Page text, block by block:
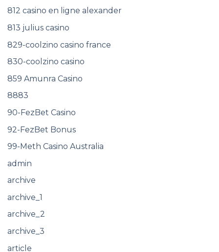
812 casino en ligne alexander
813 julius casino
829-coolzino casino france
830-coolzino casino
859 Amunra Casino
8883
90-FezBet Casino
92-FezBet Bonus
99-Meth Casino Australia
admin
archive
archive_1
archive_2
archive_3
article